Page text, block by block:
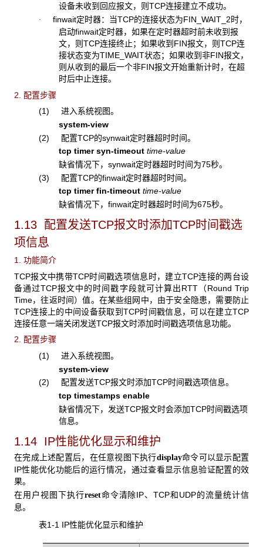
设备未收到回应报文，则TCP连接建立不成功。
· finwait定时器：当TCP的连接状态为FIN_WAIT_2时，
启动finwait定时器，如果在定时器超时前未收到报
文，则TCP连接终止；如果收到FIN报文，则TCP连
接状态变为TIME_WAIT状态；如果收到非FIN报文，
则从收到的最后一个非FIN报文开始重新计时，在超
时后中止连接。
2. 配置步骤
(1) 进入系统视图。
system-view
(2) 配置TCP的synwait定时器超时时间。
tcp timer syn-timeout time-value
缺省情况下，synwait定时器超时时间为75秒。
(3) 配置TCP的finwait定时器超时时间。
tcp timer fin-timeout time-value
缺省情况下，finwait定时器超时时间为675秒。
1.13 配置发送TCP报文时添加TCP时间戳选
项信息
1. 功能简介
TCP报文中携带TCP时间戳选项信息时，建立TCP连接的两台设
备通过TCP报文中的时间戳字段就可计算出RTT（Round Trip
Time，往返时间）值。在某些组网中，由于安全隐患，需要防止
TCP连接上的中间设备获取到TCP时间戳信息，可以在建立TCP
连接任意一端关闭发送TCP报文时添加时间戳选项信息功能。
2. 配置步骤
(1) 进入系统视图。
system-view
(2) 配置发送TCP报文时添加TCP时间戳选项信息。
tcp timestamps enable
缺省情况下，发送TCP报文时会添加TCP时间戳选项
信息。
1.14 IP性能优化显示和维护
在完成上述配置后，在任意视图下执行display命令可以显示配置
IP性能优化功能后的运行情况，通过查看显示信息验证配置的效
果。
在用户视图下执行reset命令清除IP、TCP和UDP的流量统计信
息。
表1-1 IP性能优化显示和维护